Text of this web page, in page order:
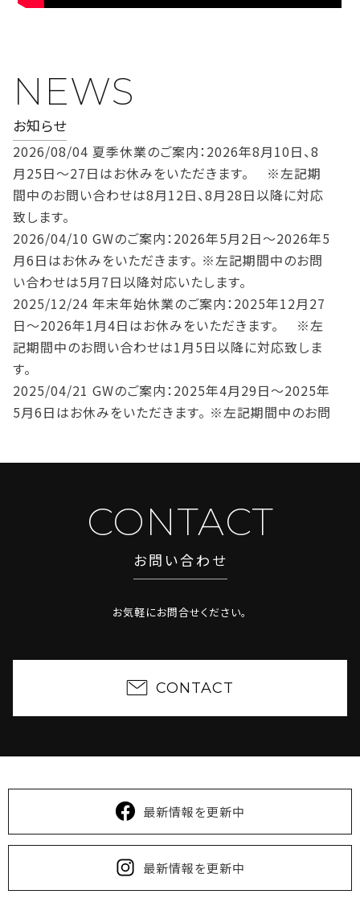
NEWS
お知らせ
2026/08/04 夏季休業のご案内：2026年8月10日、8
月25日～27日はお休みをいただきます。 ※左記期
間中のお問い合わせは8月12日、8月28日以降に対応
致します。
2026/04/10 GWのご案内：2026年5月2日～2026年5
月6日はお休みをいただきます。 ※左記期間中のお問
い合わせは5月7日以降対応いたします。
2025/12/24 年末年始休業のご案内：2025年12月27
日～2026年1月4日はお休みをいただきます。 ※左
記期間中のお問い合わせは1月5日以降に対応致しま
す。
2025/04/21 GWのご案内：2025年4月29日～2025年
5月6日はお休みをいただきます。 ※左記期間中のお問
ついにF区画とSS区画に空き予定出まし
時点で満室となっている可能性もございますのでご了
【終了しました】大規模カンファレンス開
【終了しました】イベント開催のお知らせ
（12/12）
15日はお休みをいただきます。 ※左記期間中のお問
ECサイトオープンのお知らせ： 2024年4
月30日より、沖縄県産観葉植物を販売する 「O2
Garage Farm」ECサイトがオープンします。
https://twothecore.tokyo/greendesign/item/
CONTACT
お問い合わせ
お気軽にお問合せください。
CONTACT
最新情報を更新中
最新情報を更新中